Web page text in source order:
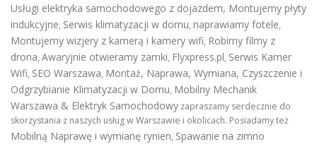
Usługi elektryka samochodowego z dojazdem, Montujemy płyty
indukcyjne, Serwis klimatyzacji w domu, naprawiamy fotele,
Montujemy wizjery z kamerą i kamery wifi, Robimy filmy z
drona, Awaryjnie otwieramy zamki, Flyxpress.pl, Serwis Kamer
Wifi, SEO Warszawa, Montaż, Naprawa, Wymiana, Czyszczenie i
Odgrzybianie Klimatyzacji w Domu, Mobilny Mechanik
Warszawa & Elektryk Samochodowy zapraszamy serdecznie do
skorzystania z naszych usług w Warszawie i okolicach. Posiadamy też
Mobilną Naprawę i wymianę rynien, Spawanie na zimno